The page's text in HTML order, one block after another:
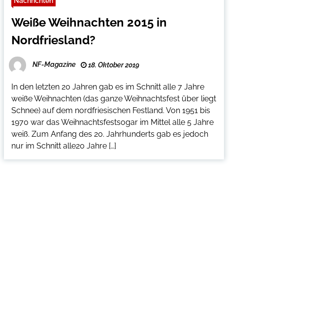
Weiße Weihnachten 2015 in
Nordfriesland?
NF-Magazine 18. Oktober 2019
In den letzten 20 Jahren gab es im Schnitt alle 7 Jahre
weiße Weihnachten (das ganze Weihnachtsfest über liegt
Schnee) auf dem nordfriesischen Festland. Von 1951 bis
1970 war das Weihnachtsfestsogar im Mittel alle 5 Jahre
weiß. Zum Anfang des 20. Jahrhunderts gab es jedoch
nur im Schnitt alle20 Jahre […]